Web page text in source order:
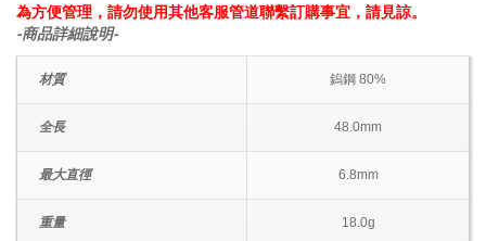
為方便管理，請勿使用其他客服管道聯繫訂購事宜，請見諒。
-商品詳細說明-
材質 鎢鋼 80%
全長 48.0mm
最大直徑 6.8mm
重量 18.0g